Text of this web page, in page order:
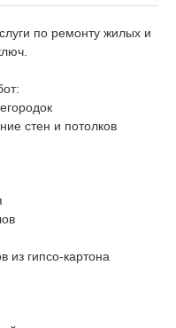
по ремонту жилых и
стен и потолков
из гипсо-картона